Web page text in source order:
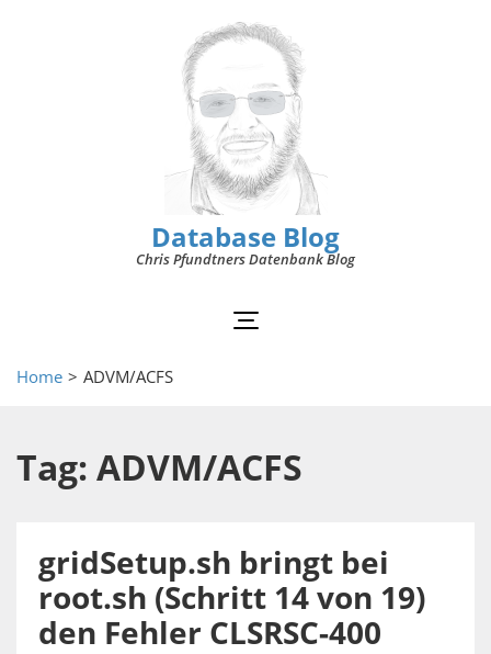
Database Blog
Chris Pfundtners Datenbank Blog
Home > ADVM/ACFS
Tag: ADVM/ACFS
gridSetup.sh bringt bei
root.sh (Schritt 14 von 19)
den Fehler CLSRSC-400